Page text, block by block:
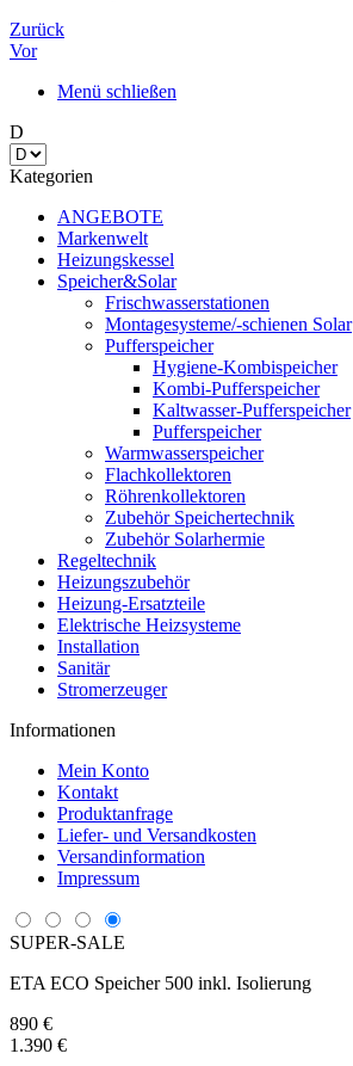
Zurück
Vor
Menü schließen
D
Kategorien
ANGEBOTE
Markenwelt
Heizungskessel
Speicher&Solar
Frischwasserstationen
Montagesysteme/-schienen Solar
Pufferspeicher
Hygiene-Kombispeicher
Kombi-Pufferspeicher
Kaltwasser-Pufferspeicher
Pufferspeicher
Warmwasserspeicher
Flachkollektoren
Röhrenkollektoren
Zubehör Speichertechnik
Zubehör Solarhermie
Regeltechnik
Heizungszubehör
Heizung-Ersatzteile
Elektrische Heizsysteme
Installation
Sanitär
Stromerzeuger
Informationen
Mein Konto
Kontakt
Produktanfrage
Liefer- und Versandkosten
Versandinformation
Impressum
SUPER-SALE
ETA ECO Speicher 500 inkl. Isolierung
890 €
1.390 €